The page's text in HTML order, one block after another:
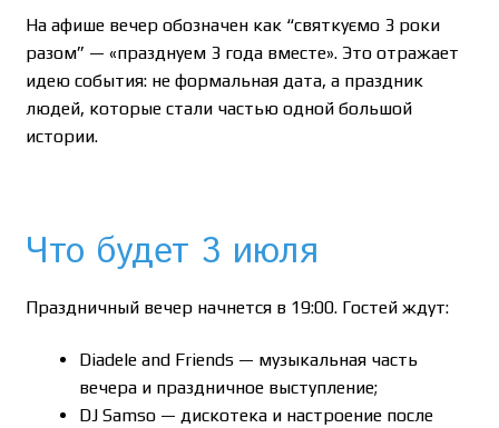
На афише вечер обозначен как “святкуємо 3 роки
разом” — «празднуем 3 года вместе». Это отражает
идею события: не формальная дата, а праздник
людей, которые стали частью одной большой
истории.
Что будет 3 июля
Праздничный вечер начнется в 19:00. Гостей ждут:
Diadele and Friends — музыкальная часть
вечера и праздничное выступление;
DJ Samso — дискотека и настроение после